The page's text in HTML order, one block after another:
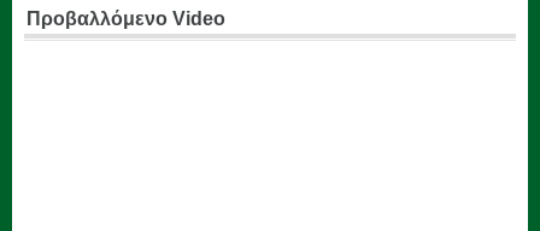
Προβαλλόμενο Video